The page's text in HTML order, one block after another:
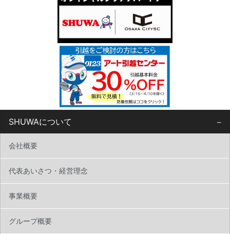
SHUWAについて
会社概要
代表あいさつ・経営理念
事業概要
グループ概要